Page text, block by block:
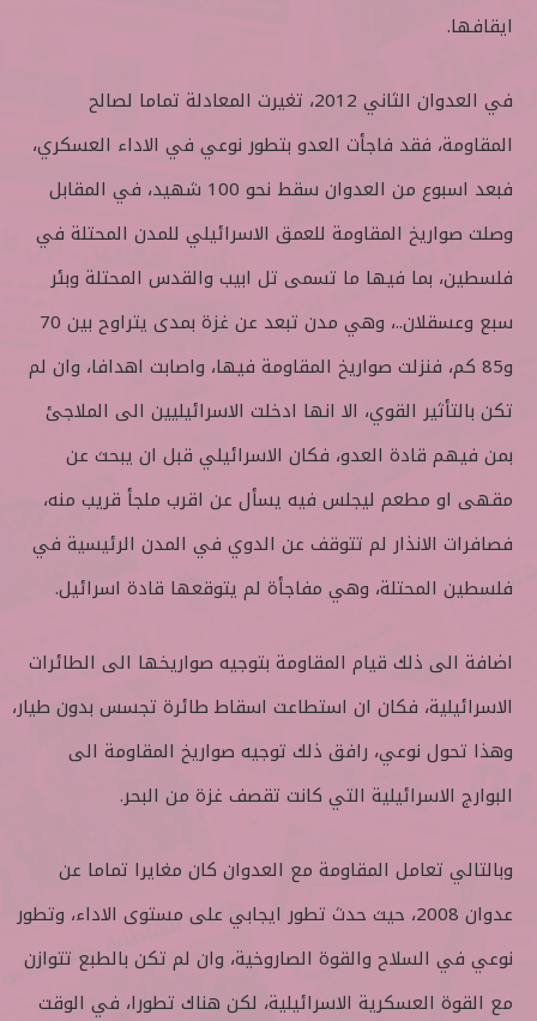
ايقافها.
في العدوان الثاني 2012، تغيرت المعادلة تماما لصالح
المقاومة، فقد فاجأت العدو بتطور نوعي في الاداء العسكري،
فبعد اسبوع من العدوان سقط نحو 100 شهيد، في المقابل
وصلت صواريخ المقاومة للعمق الاسرائيلي للمدن المحتلة في
فلسطين، بما فيها ما تسمى تل ابيب والقدس المحتلة وبئر
سبع وعسقلان..، وهي مدن تبعد عن غزة بمدى يتراوح بين 70
و85 كم، فنزلت صواريخ المقاومة فيها، واصابت اهدافا، وان لم
تكن بالتأثير القوي، الا انها ادخلت الاسرائيليين الى الملاجئ
بمن فيهم قادة العدو، فكان الاسرائيلي قبل ان يبحث عن
مقهى او مطعم ليجلس فيه يسأل عن اقرب ملجأ قريب منه،
فصافرات الانذار لم تتوقف عن الدوي في المدن الرئيسية في
فلسطين المحتلة، وهي مفاجأة لم يتوقعها قادة اسرائيل.
اضافة الى ذلك قيام المقاومة بتوجيه صواريخها الى الطائرات
الاسرائيلية، فكان ان استطاعت اسقاط طائرة تجسس بدون طيار،
وهذا تحول نوعي، رافق ذلك توجيه صواريخ المقاومة الى
البوارج الاسرائيلية التي كانت تقصف غزة من البحر.
وبالتالي تعامل المقاومة مع العدوان كان مغايرا تماما عن
عدوان 2008، حيث حدث تطور ايجابي على مستوى الاداء، وتطور
نوعي في السلاح والقوة الصاروخية، وان لم تكن بالطبع تتوازن
مع القوة العسكرية الاسرائيلية، لكن هناك تطورا، في الوقت